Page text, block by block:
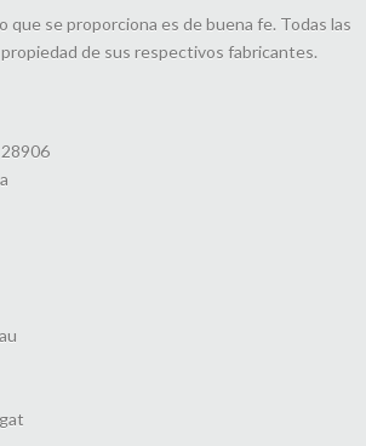
se proporciona es de buena fe. Todas las
de sus respectivos fabricantes.